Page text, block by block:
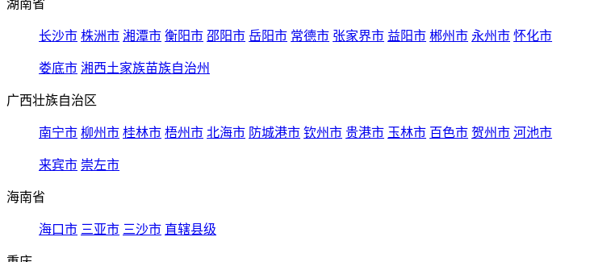
湖南省
长沙市 株洲市 湘潭市 衡阳市 邵阳市 岳阳市 常德市 张家界市 益阳市 郴州市 永州市 怀化市
娄底市 湘西土家族苗族自治州
广西壮族自治区
南宁市 柳州市 桂林市 梧州市 北海市 防城港市 钦州市 贵港市 玉林市 百色市 贺州市 河池市
来宾市 崇左市
海南省
海口市 三亚市 三沙市 直辖县级